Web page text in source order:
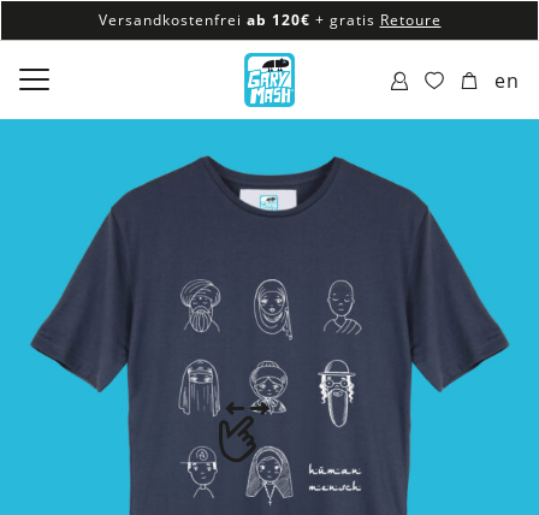
Versandkostenfrei ab 120€ + gratis Retoure
100% veganes & fair produziertes Sortiment
Versandkostenfrei ab 120€
en